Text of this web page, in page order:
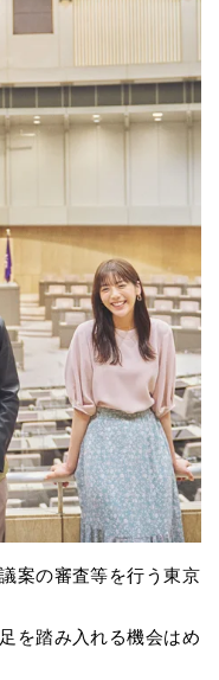
案の審査等を行う東京
を踏み入れる機会はめ